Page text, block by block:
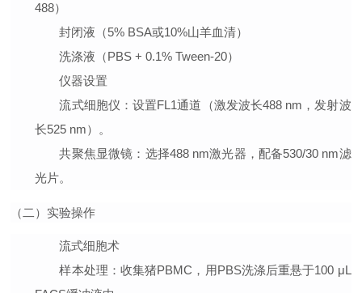
488）
封闭液（5% BSA或10%山羊血清）
洗涤液（PBS + 0.1% Tween-20）
仪器设置
流式细胞仪 ：设置FL1通道（激发波长488 nm，发射波
长525 nm）。
共聚焦显微镜 ：选择488 nm激光器，配备530/30 nm滤
光片。
（二）实验操作
流式细胞术
样本处理 ：收集猪PBMC，用PBS洗涤后重悬于100 μL